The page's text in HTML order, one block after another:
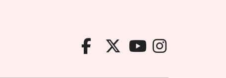
Facebook van
X van